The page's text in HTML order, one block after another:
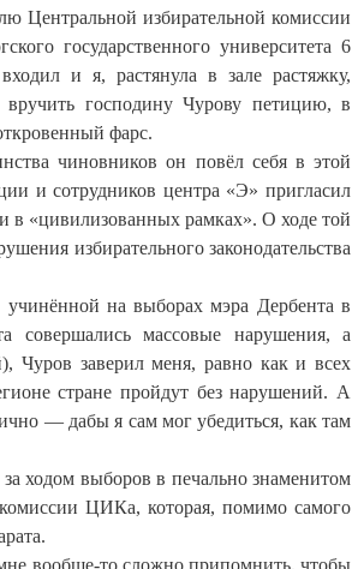
Центральной избирательной комиссии
государственного университета 6
и я, растянула в зале растяжку,
господину Чурову петицию, в
фарс.
чиновников он повёл себя в этой
и сотрудников центра «Э» пригласил
в «цивилизованных рамках». О ходе той
избирательного законодательства
на выборах мэра Дербента в
совершались массовые нарушения, а
Чуров заверил меня, равно как и всех
стране пройдут без нарушений. А
— дабы я сам мог убедиться, как там
ходом выборов в печально знаменитом
ЦИКа, которая, помимо самого
вообще-то сложно припомнить, чтобы